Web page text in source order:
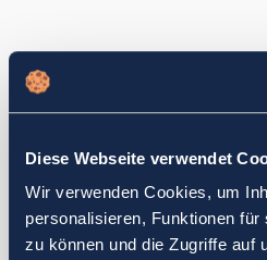
Diese Webseite verwendet
Wir verwenden Cookies, um
personalisieren, Funktionen
zu können und die Zugriffe auf